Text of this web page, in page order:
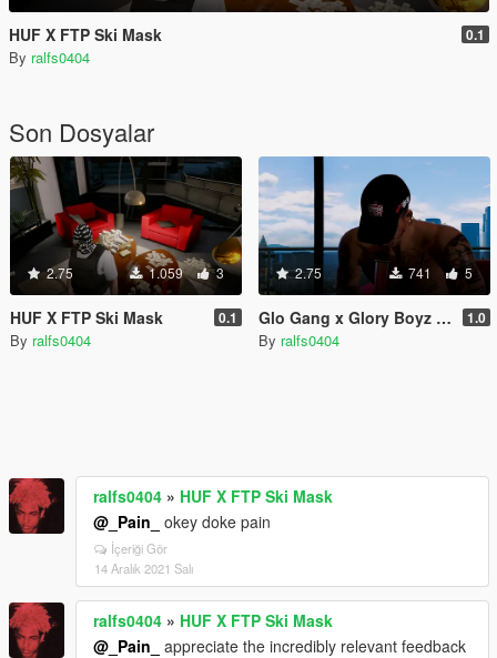
HUF X FTP Ski Mask 0.1
By ralfs0404
Son Dosyalar
2.75 1.059 3
HUF X FTP Ski Mask 0.1
By ralfs0404
2.75 741 5
Glo Gang x Glory Boyz Dad Hat 1.0
By ralfs0404
ralfs0404 » HUF X FTP Ski Mask
@_Pain_
okey doke pain
İçeriği Gör
14 Aralık 2021 Salı
ralfs0404 » HUF X FTP Ski Mask
@_Pain_
appreciate the incredibly relevant feedback